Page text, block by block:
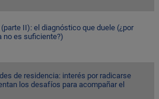
II): el diagnóstico que duele (¿por
no es suficiente?)
de residencia: interés por radicarse
los desafíos para acompañar el